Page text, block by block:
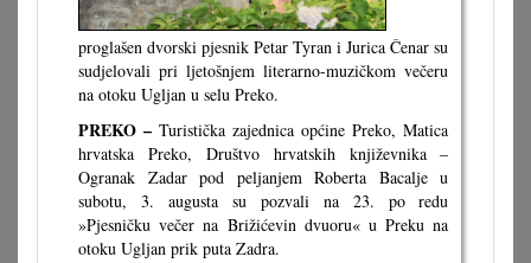
proglašen dvorski pjesnik Petar Tyran i Jurica Čenar su
sudjelovali pri ljetošnjem literarno-muzičkom večeru
na otoku Ugljan u selu Preko.
PREKO – Turistička zajednica općine Preko, Matica
hrvatska Preko, Društvo hrvatskih književnika –
Ogranak Zadar pod peljanjem Roberta Bacalje u
subotu, 3. augusta su pozvali na 23. po redu
»Pjesničku večer na Brižićevin dvuoru« u Preku na
otoku Ugljan prik puta Zadra.